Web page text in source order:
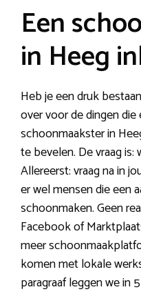
Een
in Heeg
Heb je een druk
over voor de dingen
schoonmaakster in
te bevelen. De vraag is:
Allereerst: vraag na in
er wel mensen die een
schoonmaken. Geen
Facebook of
meer
komen met lokale
paragraaf leggen we in